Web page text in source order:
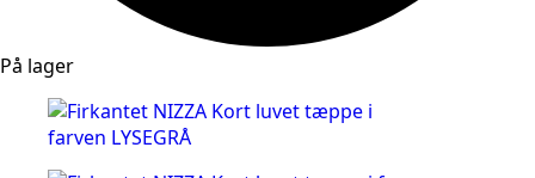
På lager